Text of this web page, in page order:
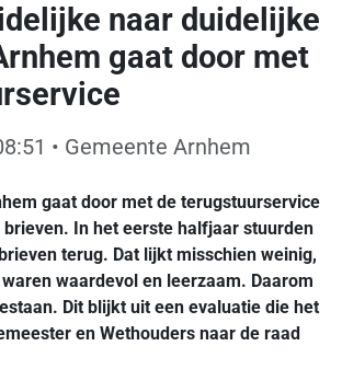
naar duidelijke
gaat door met
• Gemeente Arnhem
gaat door met de terugstuurservice
In het eerste halfjaar stuurden
terug. Dat lijkt misschien weinig,
waardevol en leerzaam. Daarom
Dit blijkt uit een evaluatie die het
en Wethouders naar de raad